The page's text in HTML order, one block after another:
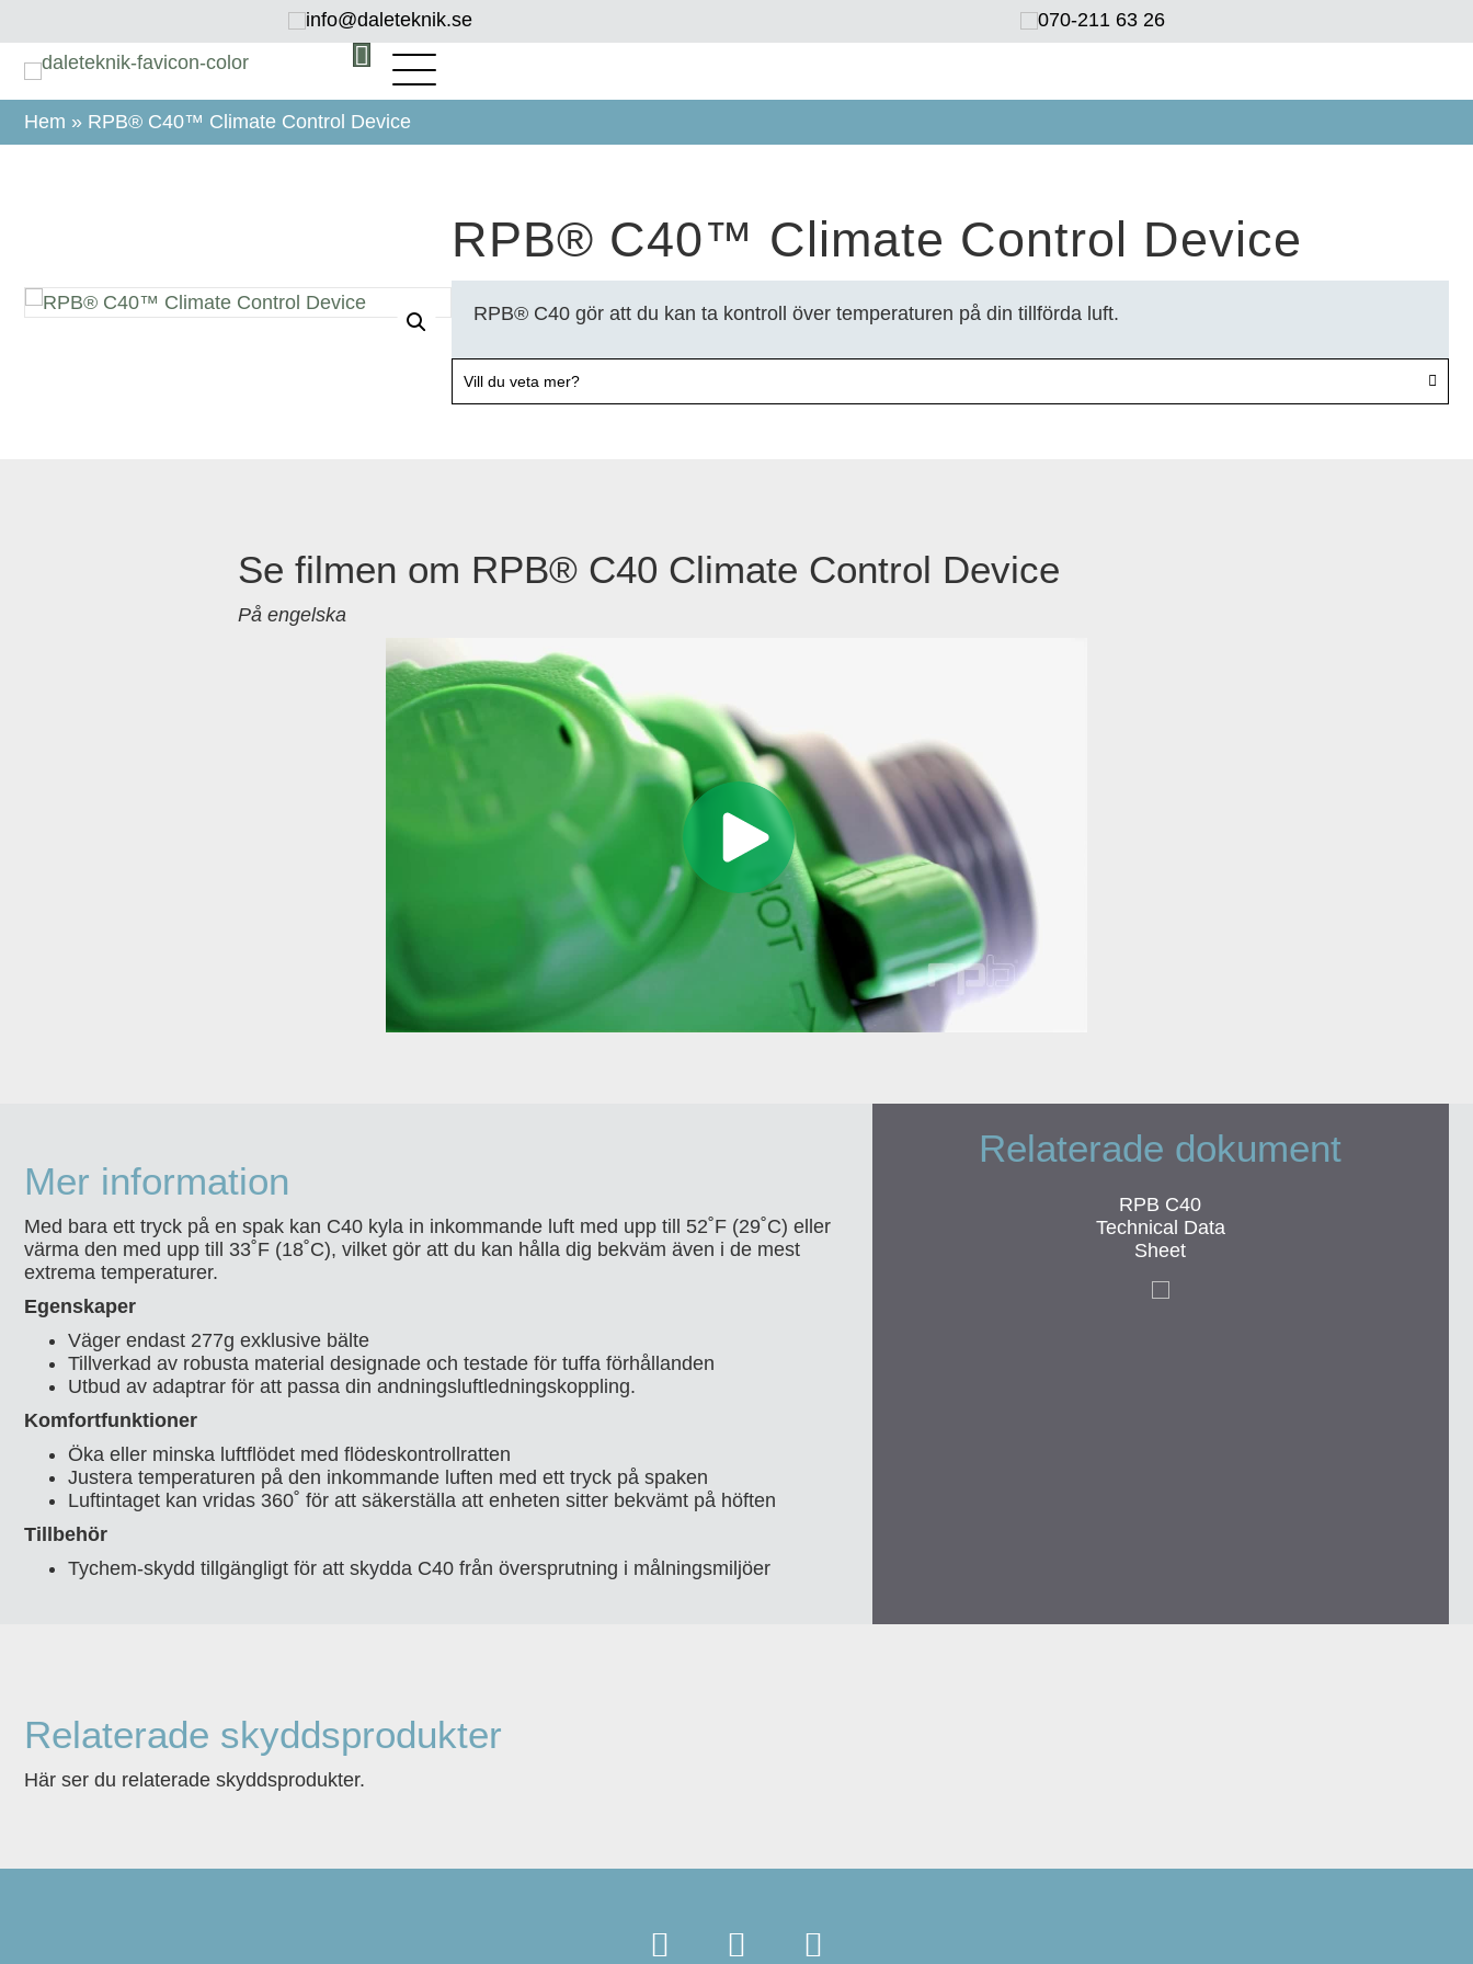
info@daleteknik.se 070-211 63 26‬
Hem » RPB® C40™ Climate Control Device
RPB® C40™ Climate Control Device
RPB® C40 gör att du kan ta kontroll över temperaturen på din tillförda luft.
Vill du veta mer?
Se filmen om RPB® C40 Climate Control Device
På engelska
Mer information
Med bara ett tryck på en spak kan C40 kyla in inkommande luft med upp till 52˚F (29˚C) eller
värma den med upp till 33˚F (18˚C), vilket gör att du kan hålla dig bekväm även i de mest
extrema temperaturer.
Egenskaper
Väger endast 277g exklusive bälte
Tillverkad av robusta material designade och testade för tuffa förhållanden
Utbud av adaptrar för att passa din andningsluftledningskoppling.
Komfortfunktioner
Öka eller minska luftflödet med flödeskontrollratten
Justera temperaturen på den inkommande luften med ett tryck på spaken
Luftintaget kan vridas 360˚ för att säkerställa att enheten sitter bekvämt på höften
Tillbehör
Tychem-skydd tillgängligt för att skydda C40 från översprutning i målningsmiljöer
Relaterade dokument
RPB C40
Technical Data
Sheet
Relaterade skyddsprodukter
Här ser du relaterade skyddsprodukter.